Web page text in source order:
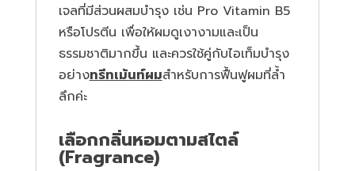
เจลที่มีส่วนผสมบำรุง เช่น Pro Vitamin B5
หรือโปรตีน เพื่อให้ผมดูเงางามและเป็น
ธรรมชาติมากขึ้น และควรใช้คู่กับไอเท็มบำรุง
อย่างทรีทเม้นท์ผมสำหรับการฟื้นฟูผมที่ล้ำ
ลึกค่ะ
เลือกกลิ่นหอมตามสไตล์
(Fragrance)